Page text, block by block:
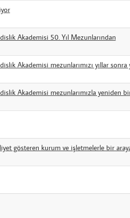
Akademisi 50. Yıl Mezunlarından
Akademisi mezunlarımızı yıllar
Akademisi mezunlarımızla yeniden
gösteren kurum ve işletmelerle bir